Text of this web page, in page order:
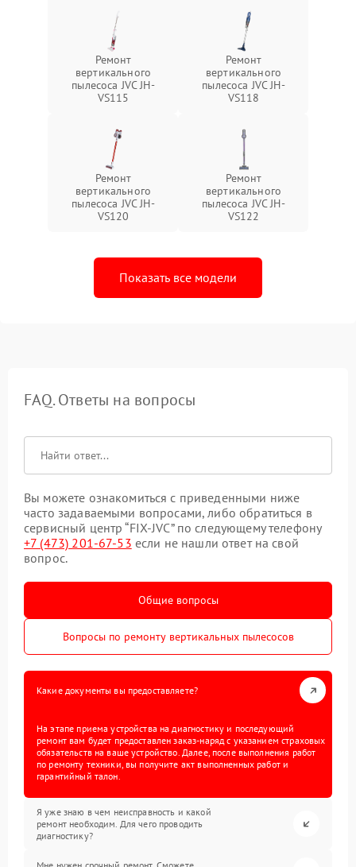
Ремонт
вертикального
пылесоса JVC JH-
VS115
Ремонт
вертикального
пылесоса JVC JH-
VS118
Ремонт
вертикального
пылесоса JVC JH-
VS120
Ремонт
вертикального
пылесоса JVC JH-
VS122
Показать все модели
FAQ. Ответы на вопросы
Вы можете ознакомиться с приведенными ниже
часто задаваемыми вопросами, либо обратиться в
сервисный центр “FIX-JVC” по следующему телефону
+7 (473) 201-67-53 если не нашли ответ на свой
вопрос.
Общие вопросы
Вопросы по ремонту вертикальных пылесосов
Какие документы вы предоставляете?
На этапе приема устройства на диагностику и последующий
ремонт вам будет предоставлен заказ-наряд с указанием страховых
обязательств на ваше устройство. Далее, после выполнения работ
по ремонту техники, вы получите акт выполненных работ и
гарантийный талон.
Я уже знаю в чем неисправность и какой
ремонт необходим. Для чего проводить
диагностику?
Мне нужен срочный ремонт. Сможете